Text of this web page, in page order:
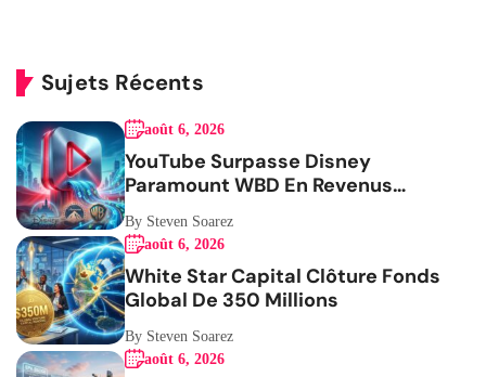
Sujets Récents
août 6, 2026
YouTube Surpasse Disney
Paramount WBD En Revenus
Publicitaires
By Steven Soarez
août 6, 2026
White Star Capital Clôture Fonds
Global De 350 Millions
By Steven Soarez
août 6, 2026